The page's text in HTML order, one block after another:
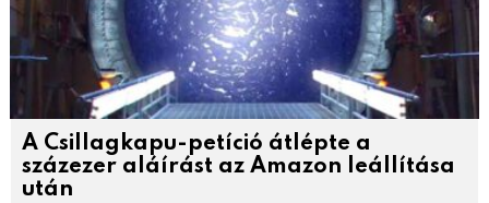
A Csillagkapu-petíció átlépte a
százezer aláírást az Amazon leállítása
után